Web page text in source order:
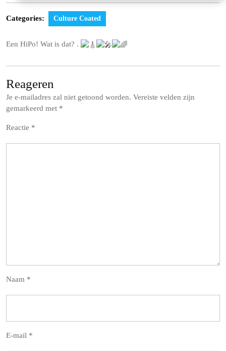
Categories: Culture Coated
Een HiPo! Wat is dat? .
Reageren
Je e-mailadres zal niet getoond worden. Vereiste velden zijn
gemarkeerd met *
Reactie *
Naam *
E-mail *